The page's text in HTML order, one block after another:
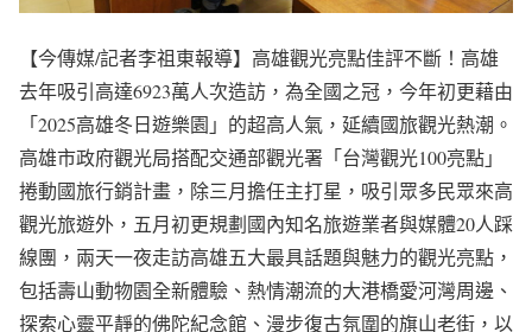
【今傳媒/記者李祖東報導】高雄觀光亮點佳評不斷！高雄
去年吸引高達6923萬人次造訪，為全國之冠，今年初更藉由
「2025高雄冬日遊樂園」的超高人氣，延續國旅觀光熱潮。
高雄市政府觀光局搭配交通部觀光署「台灣觀光100亮點」
捲動國旅行銷計畫，除三月擔任主打星，吸引眾多民眾來高
觀光旅遊外，五月初更規劃國內知名旅遊業者與媒體20人踩
線團，兩天一夜走訪高雄五大最具話題與魅力的觀光亮點，
包括壽山動物園全新體驗、熱情潮流的大港橋愛河灣周邊、
探索心靈平靜的佛陀紀念館、漫步復古氛圍的旗山老街，以